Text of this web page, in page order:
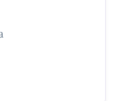
- BOCCALEONE